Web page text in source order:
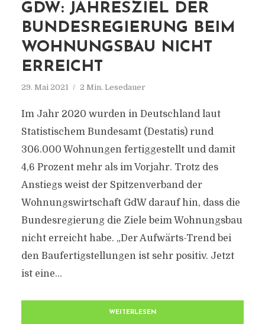
GDW: JAHRESZIEL DER
BUNDESREGIERUNG BEIM
WOHNUNGSBAU NICHT
ERREICHT
29. Mai 2021 2 Min. Lesedauer
Im Jahr 2020 wurden in Deutschland laut
Statistischem Bundesamt (Destatis) rund
306.000 Wohnungen fertiggestellt und damit
4,6 Prozent mehr als im Vorjahr. Trotz des
Anstiegs weist der Spitzenverband der
Wohnungswirtschaft GdW darauf hin, dass die
Bundesregierung die Ziele beim Wohnungsbau
nicht erreicht habe. „Der Aufwärts-Trend bei
den Baufertigstellungen ist sehr positiv. Jetzt
ist eine...
WEITERLESEN